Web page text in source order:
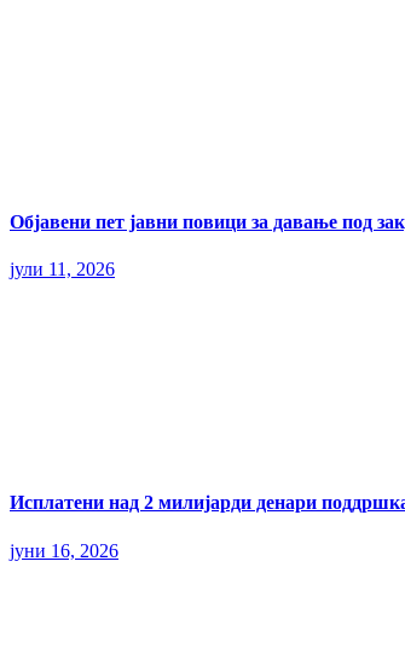
Објавени пет јавни повици за давање под
јули 11, 2026
Исплатени над 2 милијарди денари
јуни 16, 2026